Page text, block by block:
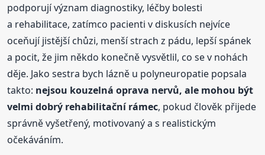
podporují význam diagnostiky, léčby bolesti
a rehabilitace, zatímco pacienti v diskusích nejvíce
oceňují jistější chůzi, menší strach z pádu, lepší spánek
a pocit, že jim někdo konečně vysvětlil, co se v nohách
děje. Jako sestra bych lázně u polyneuropatie popsala
takto: nejsou kouzelná oprava nervů, ale mohou být
velmi dobrý rehabilitační rámec, pokud člověk přijede
správně vyšetřený, motivovaný a s realistickým
očekáváním.